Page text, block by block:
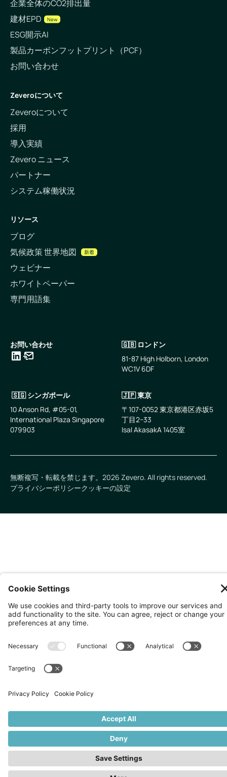
企業全体のCO2排出量
建材EPD
New
ESG開示AI
製品カーボンフットプリント（PCF）
お問い合わせ
Zeveroについて
Zeveroについて
採用
導入実績
Zevero ニュース
パートナー
システム稼働状況
リソース
ブログ
気候政策 世界地図
新着
ウェビナー
ホワイトペーパー
専門用語集
お問い合わせ
🇬🇧 ロンドン
81-87 High Holborn, London
WC1V 6DF
🇸🇬 シンガポール
10 Anson Rd, #05-01,
International Plaza Singapore
079903
🇯🇵 東京
〒107-0052 東京都港区赤坂5
丁目2−33
IsaI AkasakA 1405室
無断複写・転載を禁じます。 2026 Zevero. All rights reserved.
プライバシーポリシークッキーの設定